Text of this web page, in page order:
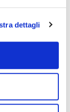
dettagli
un dibattito
nella tavola
industry: a
aereo.